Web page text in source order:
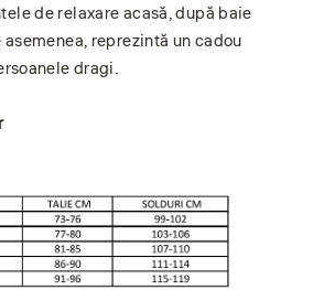
de relaxare acasă, după baie
reprezintă un cadou
dragi.